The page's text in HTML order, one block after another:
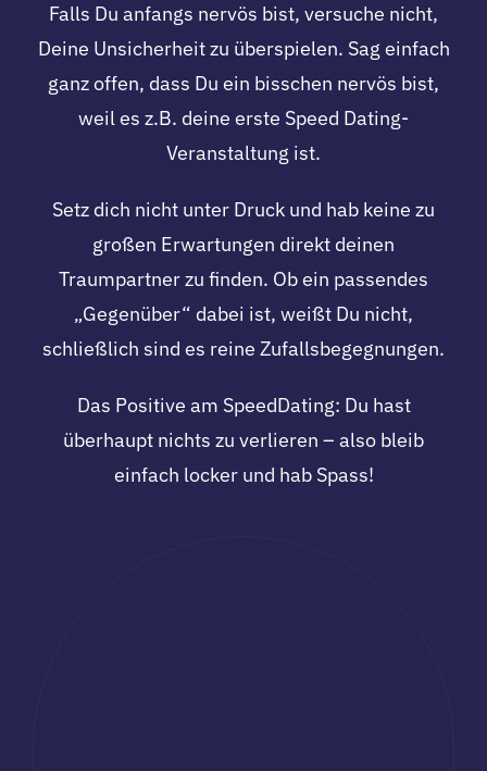
Falls Du anfangs nervös bist, versuche nicht,
Deine Unsicherheit zu überspielen. Sag einfach
ganz offen, dass Du ein bisschen nervös bist,
weil es z.B. deine erste Speed Dating-
Veranstaltung ist.
Setz dich nicht unter Druck und hab keine zu
großen Erwartungen direkt deinen
Traumpartner zu finden. Ob ein passendes
„Gegenüber“ dabei ist, weißt Du nicht,
schließlich sind es reine Zufallsbegegnungen.
Das Positive am SpeedDating: Du hast
überhaupt nichts zu verlieren – also bleib
einfach locker und hab Spass!